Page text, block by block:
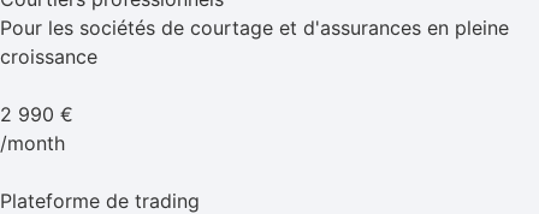
Pour les sociétés de courtage et d'assurances en pleine
croissance
2 990 €
/month
Plateforme de trading